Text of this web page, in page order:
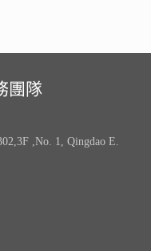
團隊
,No. 1, Qingdao E.